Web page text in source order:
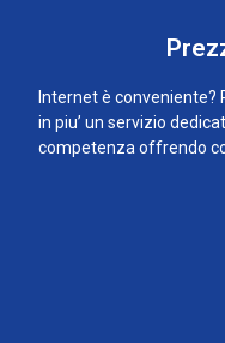
Internet è conveniente?
in piu’ un servizio
competenza offrendo